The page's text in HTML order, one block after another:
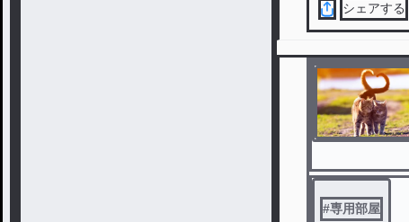
シェアする
#専用部屋